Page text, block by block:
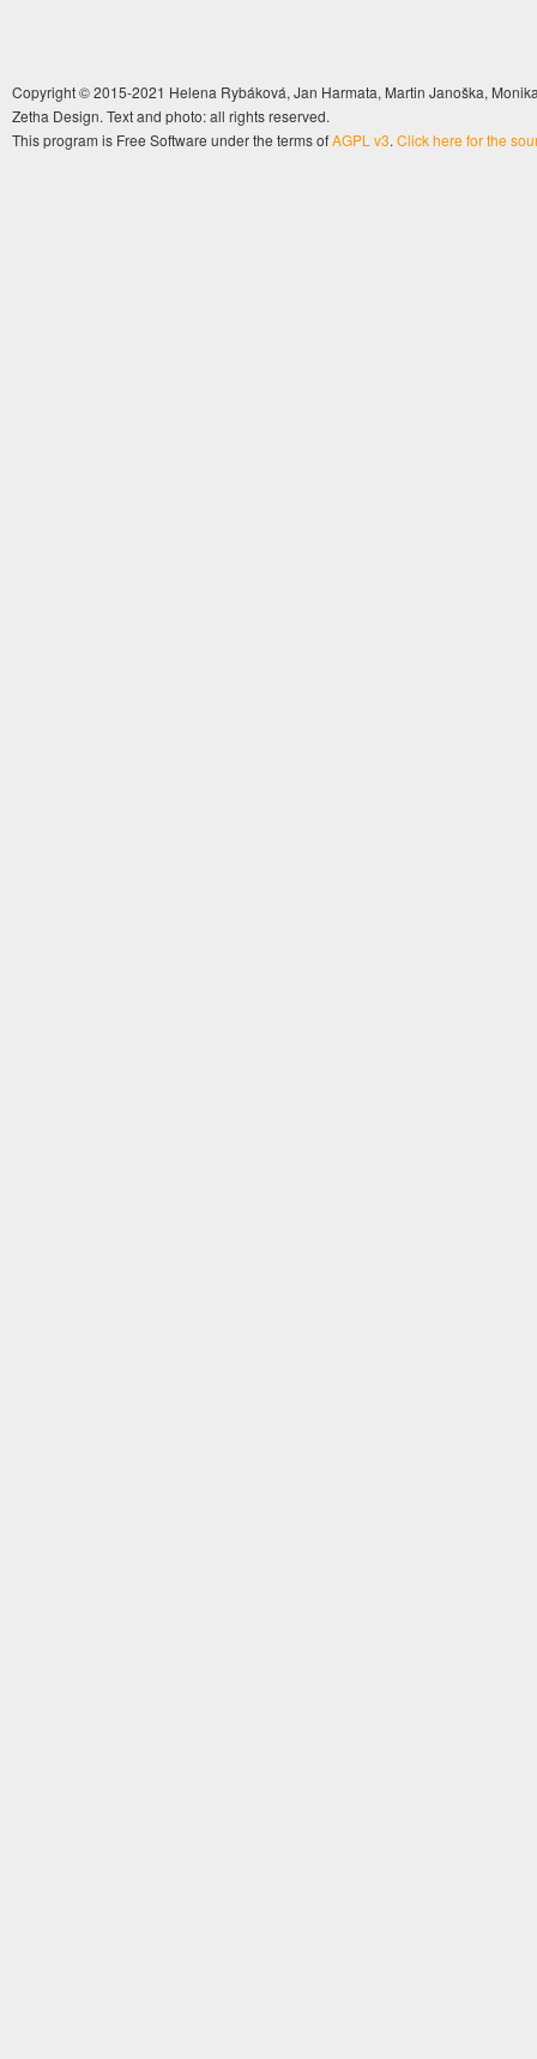
Copyright © 2015-2021 Helena Rybáková, Jan Harmata, Martin Janoška,
Zetha Design. Text and photo: all rights reserved.
This program is Free Software under the terms ofAGPL v3. Click here for the